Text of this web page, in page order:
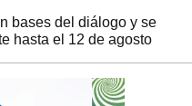
bases del diálogo y se
hasta el 12 de agosto